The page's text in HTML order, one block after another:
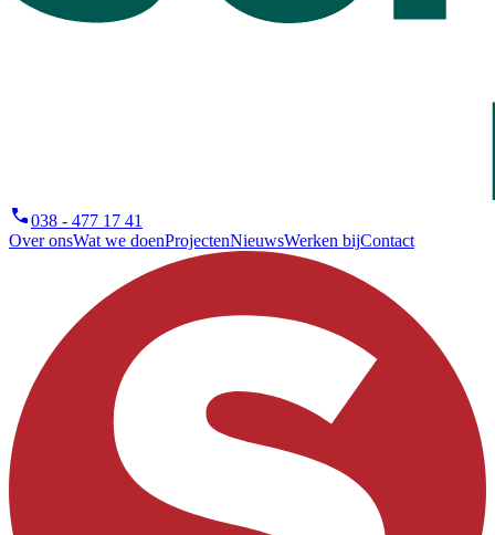
038 - 477 17 41
Over onsWat we doenProjectenNieuwsWerken bijContact